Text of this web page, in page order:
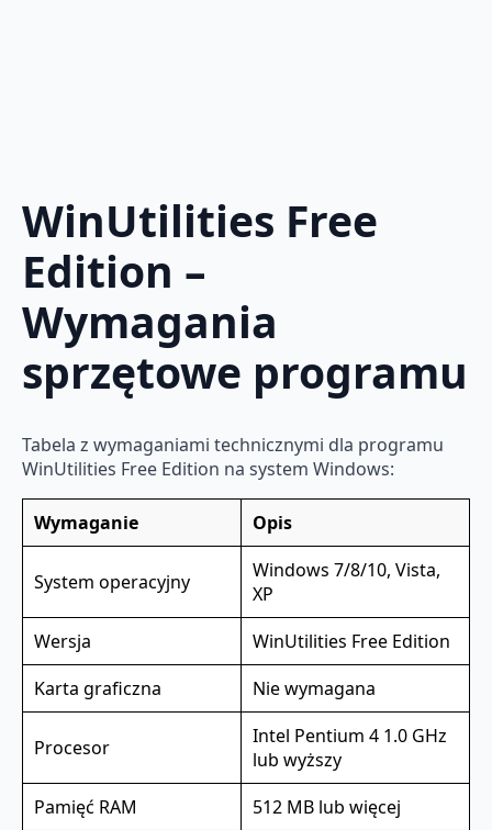
WinUtilities Free
Edition –
Wymagania
sprzętowe programu
Tabela z wymaganiami technicznymi dla programu
WinUtilities Free Edition na system Windows:
Wymaganie Opis
System operacyjny
Windows 7/8/10, Vista,
XP
Wersja
WinUtilities Free Edition
Karta graficzna
Nie wymagana
Procesor
Intel Pentium 4 1.0 GHz
lub wyższy
Pamięć RAM
512 MB lub więcej